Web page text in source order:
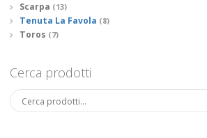
Scarpa (13)
Tenuta La Favola (8)
Toros (7)
Cerca prodotti